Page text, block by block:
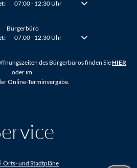
Öffnungs- oder Schließzeiten auszublenden
07:00- 12:30Uhr Von 07:00 bis 12:30
Bürgerbüro
Öffnungs- oder Schließzeiten auszublenden
07:00- 12:30Uhr Von 07:00 bis 12:30
des Bürgerbüros finden SieHIER
oder im
Online-Terminvergabe.
Orts- und Stadtpläne